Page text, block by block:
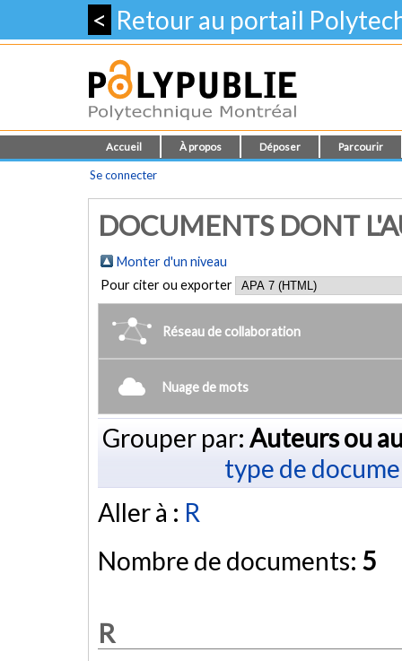
< Retour au portail
Accueil À propos Déposer Parcourir
Se connecter
DOCUMENTS DONT
Monter d'un niveau
Pour citer ou exporter
Réseau de collaboration
Nuage de mots
Grouper par: Auteurs ou
type de
Aller à : R
Nombre de documents: 5
R